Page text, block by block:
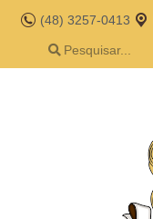
(48) 3257-0413